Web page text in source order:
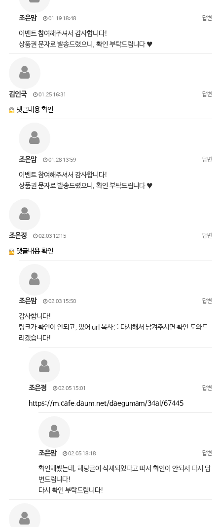
조은맘 01.19 18:48 답변
이벤트 참여해주셔서 감사합니다!
상품권 문자로 발송드렸으니, 확인 부탁드립니다 ♥
김인국 01.25 16:31 답변
댓글내용 확인
조은맘 01.28 13:59 답변
이벤트 참여해주셔서 감사합니다!
상품권 문자로 발송드렸으니, 확인 부탁드립니다 ♥
조은정 02.03 12:15 답변
댓글내용 확인
조은맘 02.03 15:50 답변
감사합니다!
링크가 확인이 안되고, 있어 url 복사를 다시해서 남겨주시면 확인 도와드
리겠습니다!
조은정 02.05 15:01 답변
https://m.cafe.daum.net/daegumam/34al/67445
조은맘 02.05 18:18 답변
확인해봤는데, 해당글이 삭제되었다고 떠서 확인이 안되서 다시 답
변드립니다!
다시 확인 부탁드립니다!